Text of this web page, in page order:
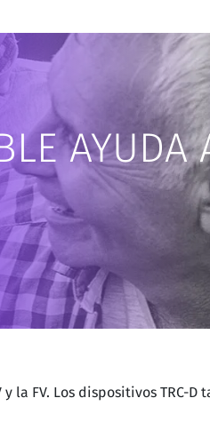
AYUDA
FV. Los dispositivos TRC-D